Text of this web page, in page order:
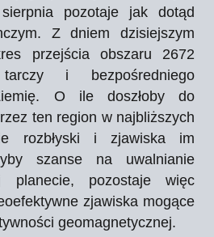
pozotaje jak dotąd
Z dniem dzisiejszym
przejścia obszaru 2672
i bezpośredniego
O ile doszłoby do
ten region w najbliższych
rozbłyski i zjawiska im
szanse na uwalnianie
planecie, pozostaje więc
zjawiska mogące
geomagnetycznej.